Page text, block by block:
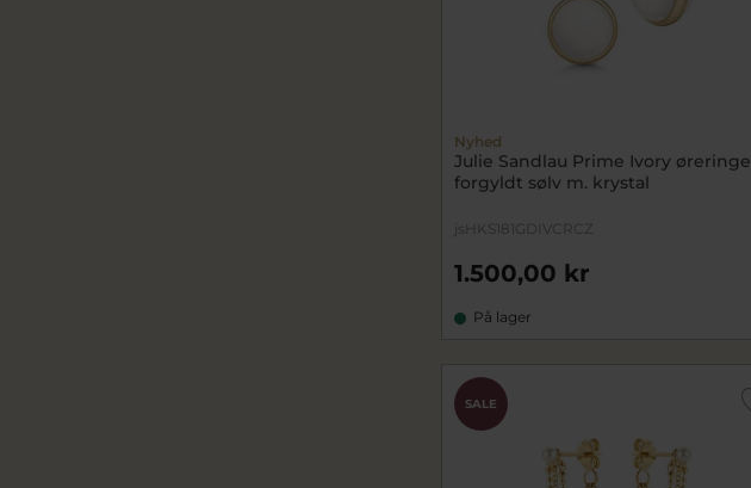
Nyhed
Julie Sandlau Prime Ivory øreringe
forgyldt sølv m. krystal
jsHKS181GDIVCRCZ
1.500,00 kr
På lager
SALE